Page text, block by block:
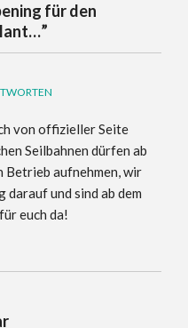
für den
”
von offizieller Seite
Seilbahnen dürfen ab
Betrieb aufnehmen, wir
darauf und sind ab dem
euch da!